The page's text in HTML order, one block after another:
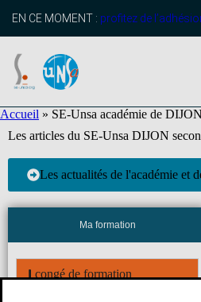
principal
EN CE MOMENT : profitez de
Accueil » SE-Unsa académie de
Les articles du SE-Unsa DIJON
Les actualités de l'académie et
Ma formation
congé de formation